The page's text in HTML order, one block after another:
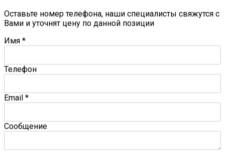
Оставьте номер телефона, наши специалисты свяжутся с
Вами и уточнят цену по данной позиции
Имя *
Телефон
Email *
Сообщение